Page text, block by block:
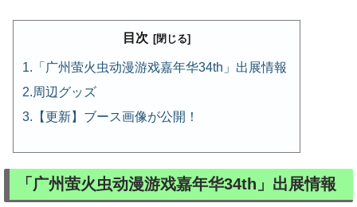
目次
「广州萤火虫动漫游戏嘉年华34th」出展情報
周辺グッズ
【更新】ブース画像が公開！
「广州萤火虫动漫游戏嘉年华34th」出展情報